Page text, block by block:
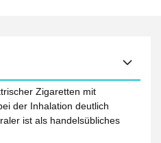
Zigaretten mit
der Inhalation deutlich
ist als handelsübliches